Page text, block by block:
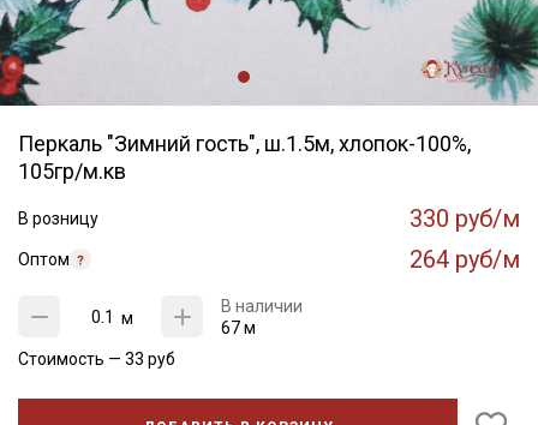
Перкаль "Зимний гость", ш.1.5м, хлопок-100%,
105гр/м.кв
В розницу 330 руб/м
Оптом 264 руб/м
м
В наличии
67 м
Стоимость — 33 руб